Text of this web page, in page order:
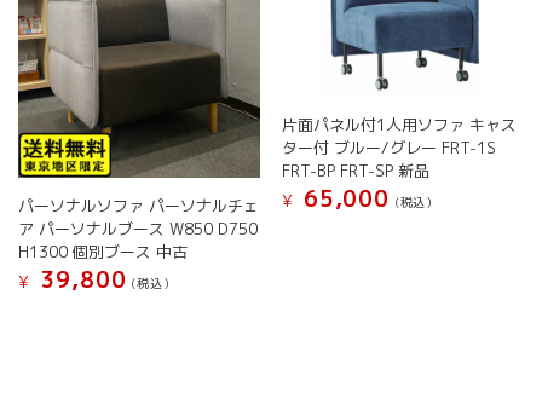
パーソナルソファ パーソナルチェ
ア パーソナルブース W850 D750
H1300 個別ブース 中古
¥
39,800 (税込）
片面パネル付1人用ソファ キャス
ター付 ブルー/グレー FRT-1S
FRT-BP FRT-SP 新品
¥
65,000 (税込）